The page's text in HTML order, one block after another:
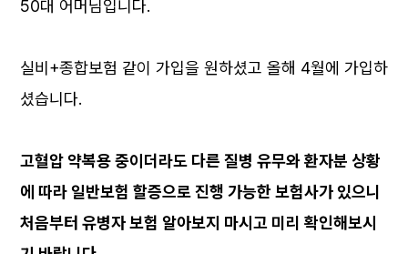
50대 어머님입니다.
실비+종합보험 같이 가입을 원하셨고 올해 4월에 가입하
셨습니다.
고혈압 약복용 중이더라도 다른 질병 유무와 환자분 상황
에 따라 일반보험 할증으로 진행 가능한 보험사가 있으니
처음부터 유병자 보험 알아보지 마시고 미리 확인해보시